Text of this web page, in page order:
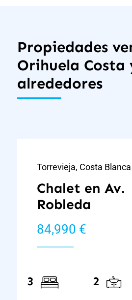
Propiedades
Orihuela Costa
alrededores
Torrevieja, Costa Blanca
Chalet en Av.
Robleda
84,990 €
3 2